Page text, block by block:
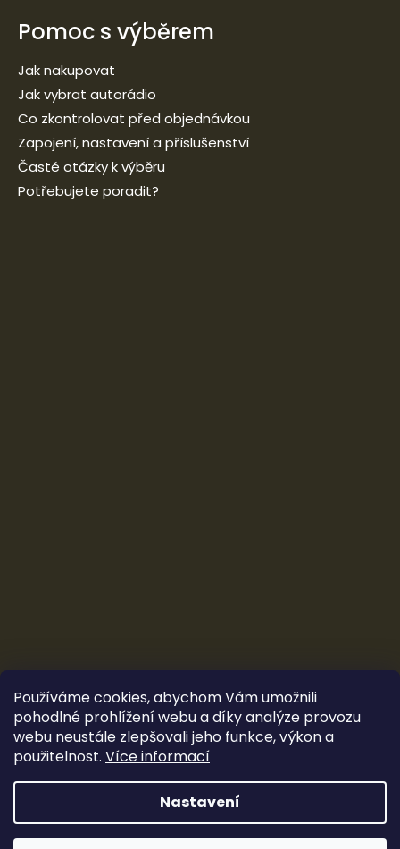
Používáme cookies, abychom Vám umožnili
pohodlné prohlížení webu a díky analýze provozu
webu neustále zlepšovali jeho funkce, výkon a
použitelnost. Více informací
Nastavení
Pomoc s výběrem
Jak nakupovat
Jak vybrat autorádio
Co zkontrolovat před objednávkou
Zapojení, nastavení a příslušenství
Časté otázky k výběru
Potřebujete poradit?
Vytvořil Shoptet&Ludec
Copyright 2026CarTune Stereo s.r.o.. Všechna práva
vyhrazena.